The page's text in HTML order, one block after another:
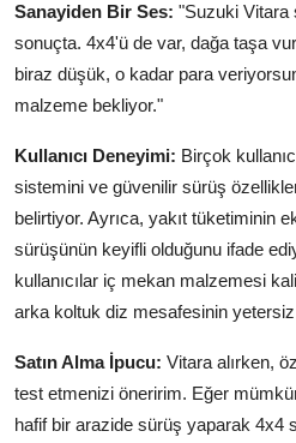
Sanayiden Bir Ses: "Suzuki Vitara
sonuçta. 4x4'ü de var, dağa taşa
biraz düşük, o kadar para
malzeme bekliyor."
Kullanıcı Deneyimi: Birçok
sistemini ve güvenilir sürüş
belirtiyor. Ayrıca, yakıt tüketiminin
sürüşünün keyifli olduğunu ifade
kullanıcılar iç mekan malzemesi
arka koltuk diz mesafesinin
Satın Alma İpucu: Vitara alırken,
test etmenizi öneririm. Eğer
hafif bir arazide sürüş yaparak 4x4